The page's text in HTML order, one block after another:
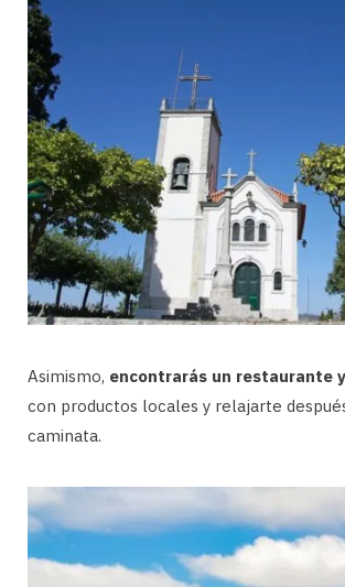
Asimismo, encontrarás un restaurante
con productos locales y relajarte
caminata.